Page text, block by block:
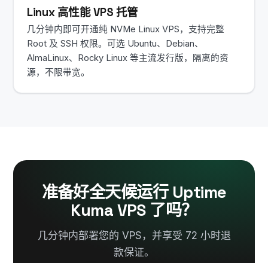
Linux 高性能 VPS 托管
几分钟内即可开通纯 NVMe Linux VPS，支持完整
Root 及 SSH 权限。可选 Ubuntu、Debian、
AlmaLinux、Rocky Linux 等主流发行版，隔离的资
源，不限带宽。
准备好全天候运行 Uptime
Kuma VPS 了吗？
几分钟内部署您的 VPS，并享受 72 小时退
款保证。